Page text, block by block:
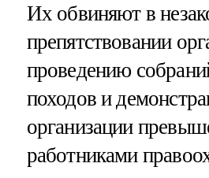
Их обвиняют в
препятствовании
проведению
походов и
организации
работниками